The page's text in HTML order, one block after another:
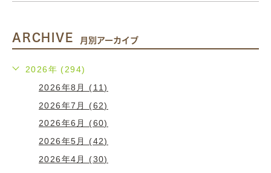
ARCHIVE 月別アーカイブ
2026年 (294)
2026年8月 (11)
2026年7月 (62)
2026年6月 (60)
2026年5月 (42)
2026年4月 (30)